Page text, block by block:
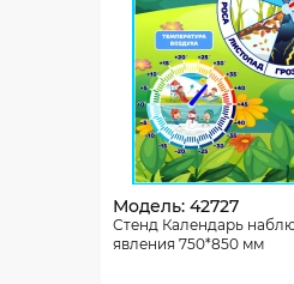
Модель: 42727
Стенд Календарь
явления 750*850 мм